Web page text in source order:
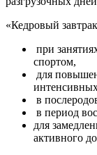
«Кедровый
при
спортом,
для
в
в период
для
активного